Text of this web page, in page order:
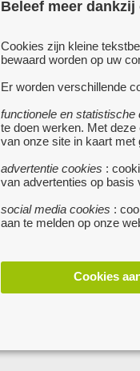
Beleef meer
Cookies zijn kleine
bewaard worden op uw
Er worden verschillende
functionele en statistische
te doen werken. Met
van onze site in kaart met
advertentie cookies :
van advertenties op basis
social media cookies :
aan te melden op onze
Cookies